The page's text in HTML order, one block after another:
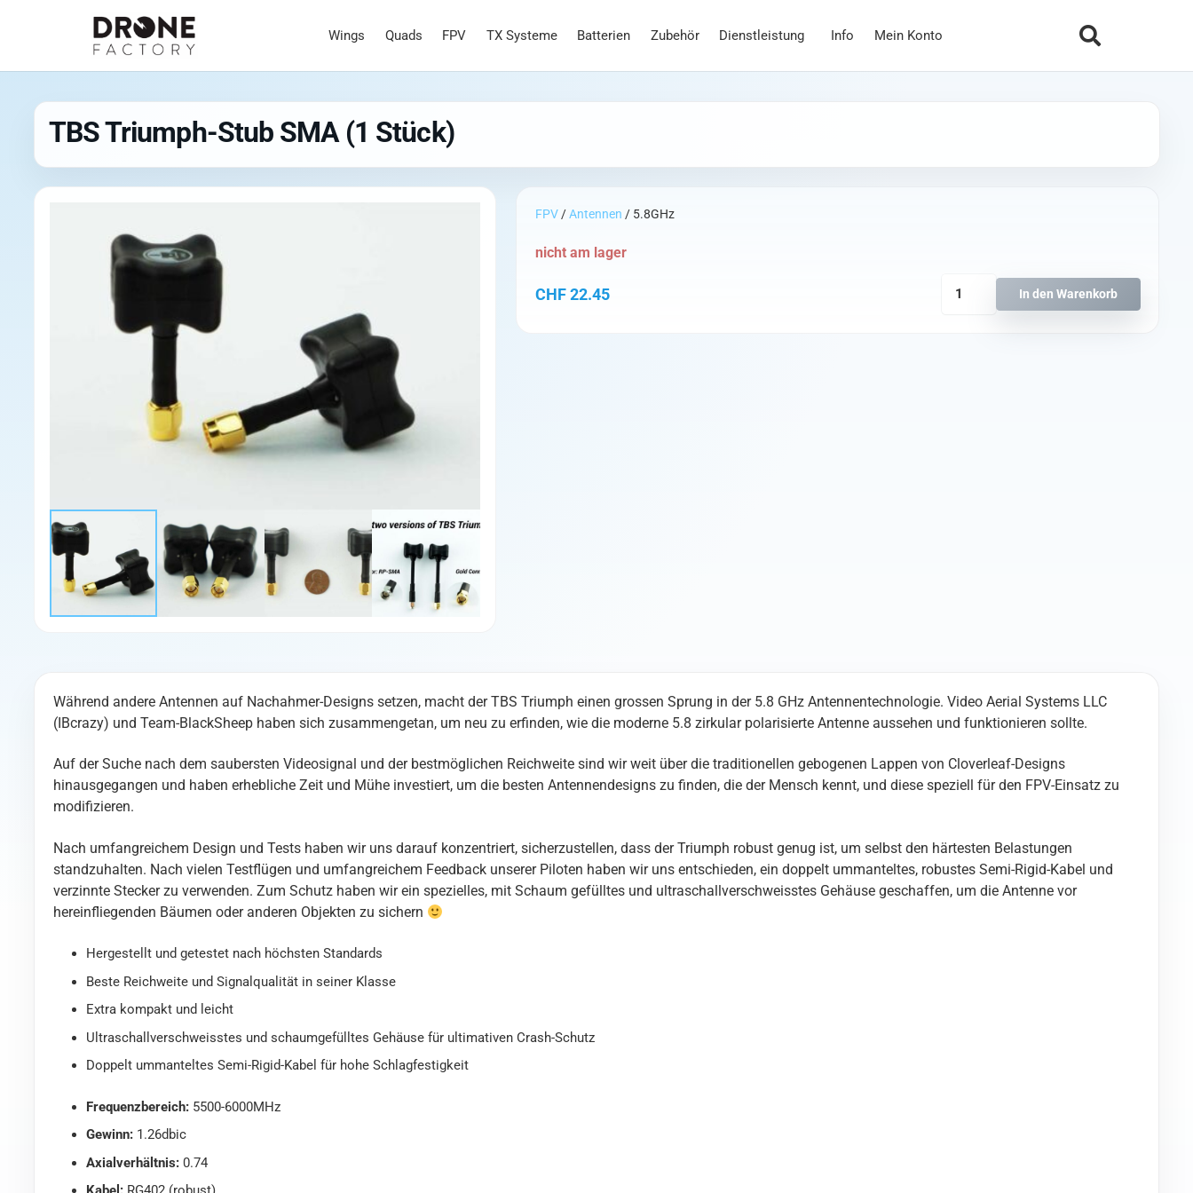
Wings Quads FPV TX Systeme Batterien Zubehör Dienstleistung Info Mein Konto
TBS Triumph-Stub SMA (1 Stück)
FPV/Antennen / 5.8GHz
CHF22.45
nicht am lager
In den Warenkorb
Während andere Antennen auf Nachahmer-Designs setzen, macht der TBS Triumph einen grossen Sprung in der 5.8 GHz Antennentechnologie. Video Aerial Systems LLC
(IBcrazy) und Team-BlackSheep haben sich zusammengetan, um neu zu erfinden, wie die moderne 5.8 zirkular polarisierte Antenne aussehen und funktionieren sollte.
Auf der Suche nach dem saubersten Videosignal und der bestmöglichen Reichweite sind wir weit über die traditionellen gebogenen Lappen von Cloverleaf-Designs
hinausgegangen und haben erhebliche Zeit und Mühe investiert, um die besten Antennendesigns zu finden, die der Mensch kennt, und diese speziell für den FPV-Einsatz zu
modifizieren.
Nach umfangreichem Design und Tests haben wir uns darauf konzentriert, sicherzustellen, dass der Triumph robust genug ist, um selbst den härtesten Belastungen
standzuhalten. Nach vielen Testflügen und umfangreichem Feedback unserer Piloten haben wir uns entschieden, ein doppelt ummanteltes, robustes Semi-Rigid-Kabel und
verzinnte Stecker zu verwenden. Zum Schutz haben wir ein spezielles, mit Schaum gefülltes und ultraschallverschweisstes Gehäuse geschaffen, um die Antenne vor
hereinfliegenden Bäumen oder anderen Objekten zu sichern
Hergestellt und getestet nach höchsten Standards
Beste Reichweite und Signalqualität in seiner Klasse
Extra kompakt und leicht
Ultraschallverschweisstes und schaumgefülltes Gehäuse für ultimativen Crash-Schutz
Doppelt ummanteltes Semi-Rigid-Kabel für hohe Schlagfestigkeit
Frequenzbereich: 5500-6000MHz
Gewinn: 1.26dbic
Axialverhältnis: 0.74